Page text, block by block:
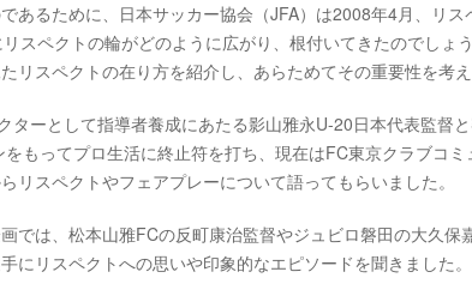
あるために、日本サッカー協会（JFA）は2008年4月、リス
スペクトの輪がどのように広がり、根付いてきたのでしょう
リスペクトの在り方を紹介し、あらためてその重要性を考え
ターとして指導者養成にあたる影山雅永U-20日本代表監督
もってプロ生活に終止符を打ち、現在はFC東京クラブコ
リスペクトやフェアプレーについて語ってもらいました。
では、松本山雅FCの反町康治監督やジュビロ磐田の大久
にリスペクトへの思いや印象的なエピソードを聞きました。